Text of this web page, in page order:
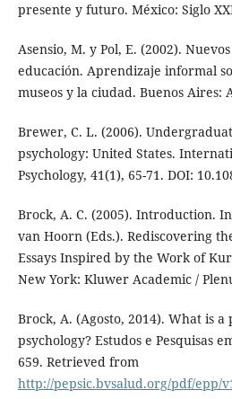
presente y futuro. México: Siglo
Asensio, M. y Pol, E. (2002).
educación. Aprendizaje informal
museos y la ciudad. Buenos Aires:
Brewer, C. L. (2006).
psychology: United States.
Psychology, 41(1), 65-71. DOI:
Brock, A. C. (2005). Introduction.
van Hoorn (Eds.). Rediscovering
Essays Inspired by the Work of
New York: Kluwer Academic /
Brock, A. (Agosto, 2014). What is
psychology? Estudos e Pesquisas
659. Retrieved from
http://pepsic.bvsalud.org/pdf/epp/